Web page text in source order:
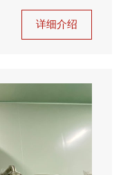
详细介绍